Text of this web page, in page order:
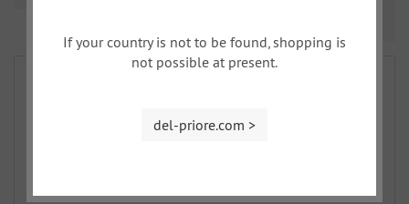
If your country is not to be found, shopping is
not possible at present.
del-priore.com >